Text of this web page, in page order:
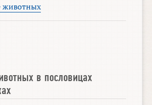
в пословицах